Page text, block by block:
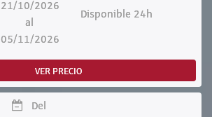
21/10/2026
al
05/11/2026
Disponible 24h
VER PRECIO
Del